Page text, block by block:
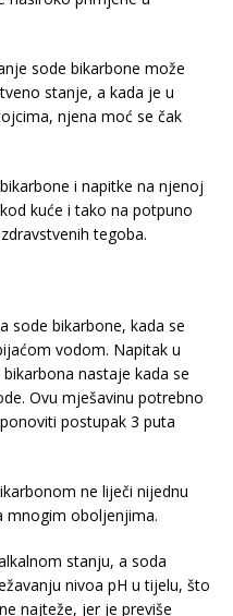
sode bikarbone može
stanje, a kada je u
njena moć se čak
i napitke na njenoj
kuće i tako na potpuno
tegoba.
sode bikarbone, kada se
vodom. Napitak u
nastaje kada se
Ovu mješavinu potrebno
postupak 3 puta
ne liječi nijednu
mnogim oboljenjima.
stanju, a soda
nivoa pH u tijelu, što
najteže, jer je previše